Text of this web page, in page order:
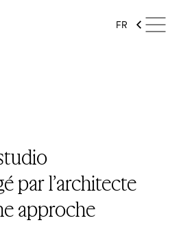
FR
par l’architecte
approche